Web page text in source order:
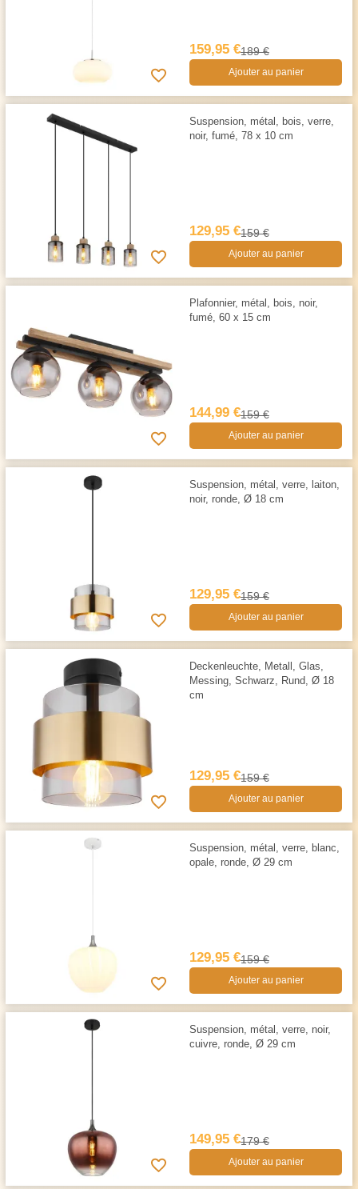
159,95 €189 €
Ajouter au panier
Suspension, métal, bois, verre,
noir, fumé, 78 x 10 cm
129,95 €159 €
Ajouter au panier
Plafonnier, métal, bois, noir,
fumé, 60 x 15 cm
144,99 €159 €
Ajouter au panier
Suspension, métal, verre, laiton,
noir, ronde, Ø 18 cm
129,95 €159 €
Ajouter au panier
Deckenleuchte, Metall, Glas,
Messing, Schwarz, Rund, Ø 18
cm
129,95 €159 €
Ajouter au panier
Suspension, métal, verre, blanc,
opale, ronde, Ø 29 cm
129,95 €159 €
Ajouter au panier
Suspension, métal, verre, noir,
cuivre, ronde, Ø 29 cm
149,95 €179 €
Ajouter au panier